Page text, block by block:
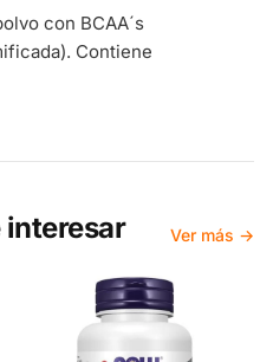
con BCAA´s
Contiene
interesar Ver más →